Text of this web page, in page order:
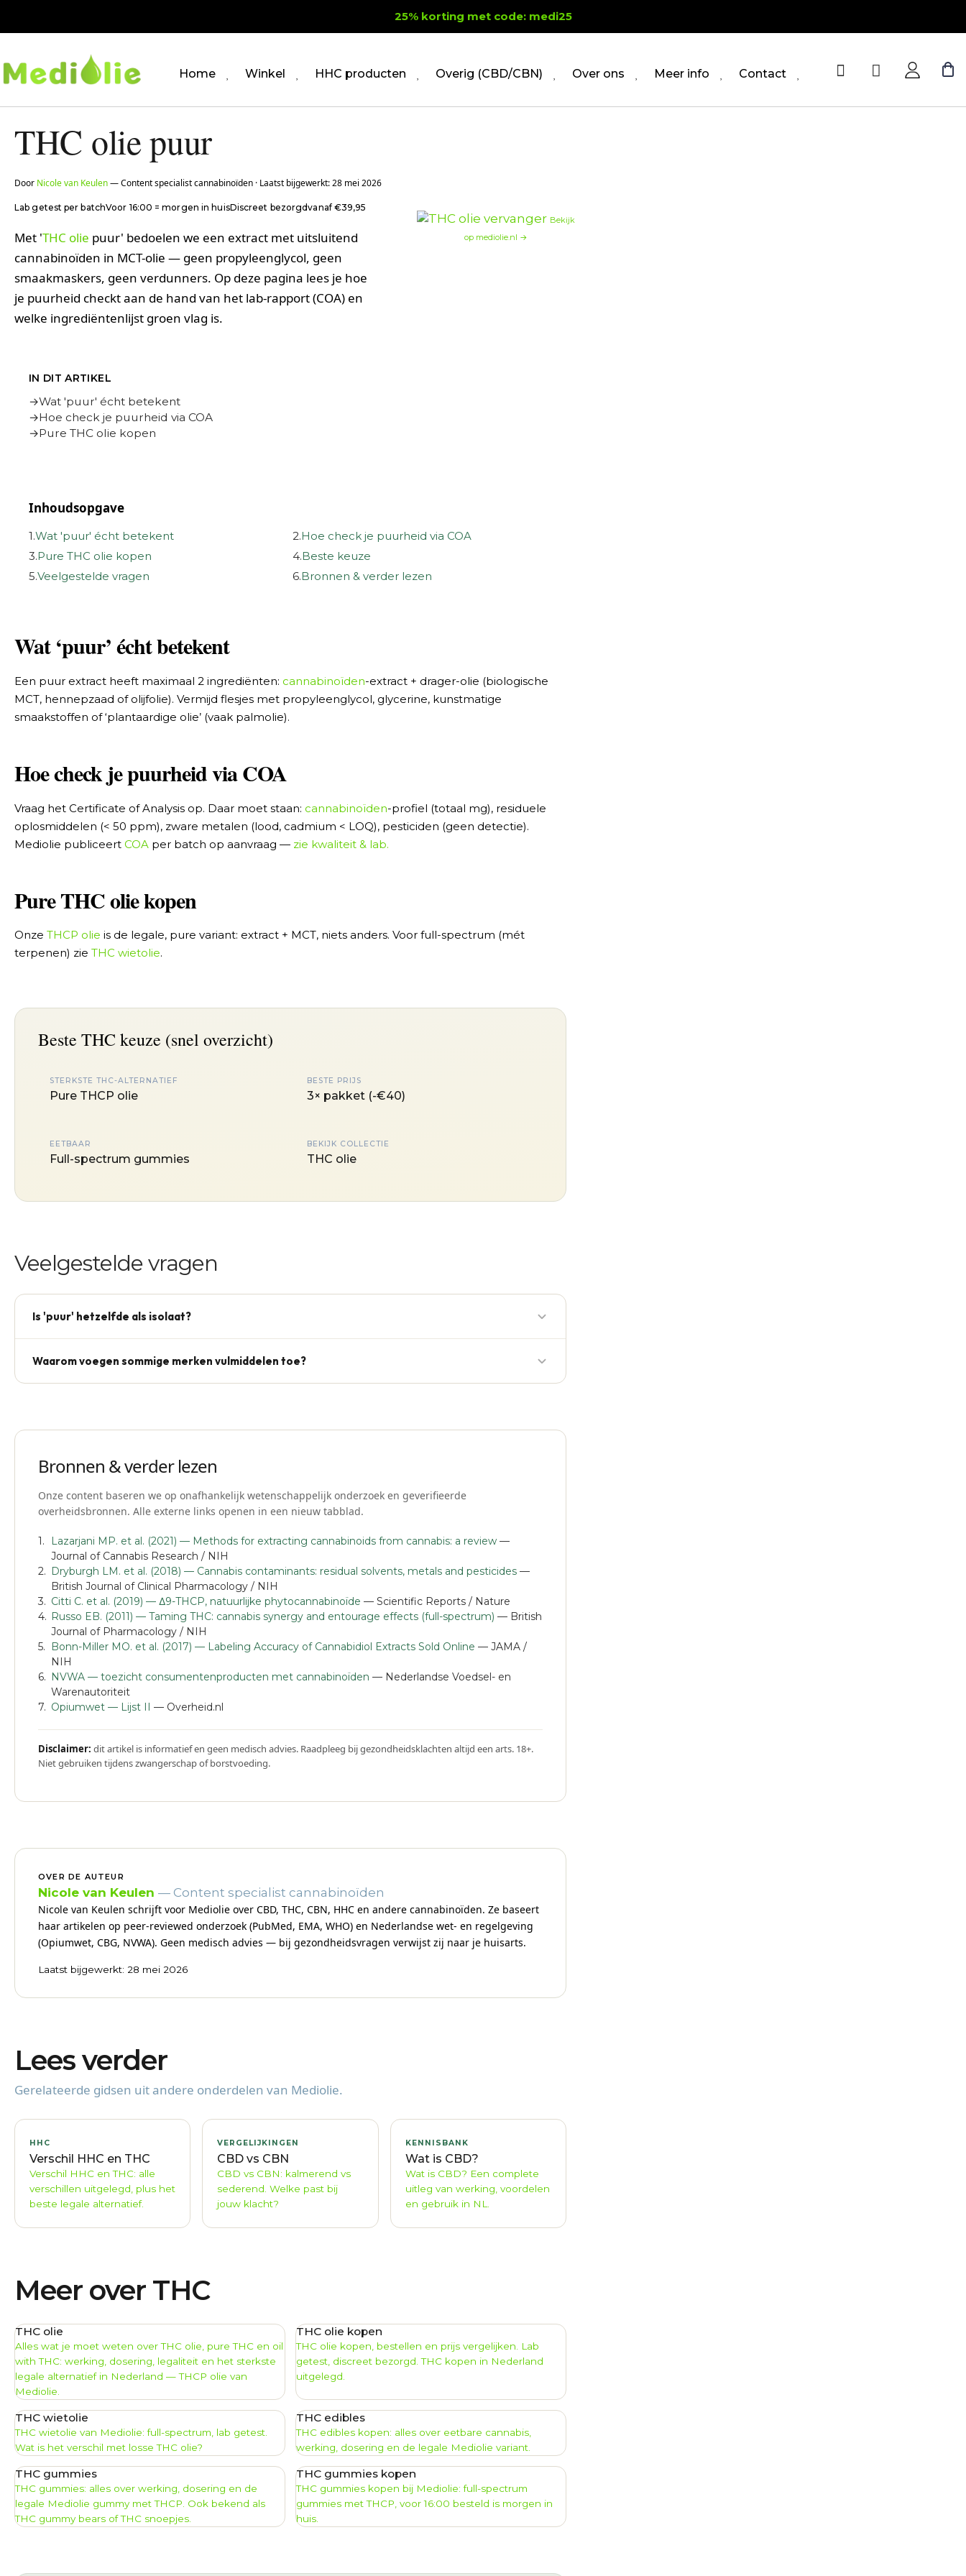
25% korting met code: medi25
Home Winkel HHC producten Overig (CBD/CBN) Over ons Meer info Contact
THC olie puur
Door Nicole van Keulen— Content specialist cannabinoïden · Laatst bijgewerkt: 28 mei 2026
Lab getest per batchVoor 16:00 = morgen in huisDiscreet bezorgdvanaf €39,95
Met 'THC olie puur' bedoelen we een extract met uitsluitend
cannabinoïden in MCT-olie — geen propyleenglycol, geen
smaakmaskers, geen verdunners. Op deze pagina lees je hoe
je puurheid checkt aan de hand van het lab-rapport (COA) en
welke ingrediëntenlijst groen vlag is.
Bekijk
op mediolie.nl →
IN DIT ARTIKEL
Wat 'puur' écht betekent
Hoe check je puurheid via COA
Pure THC olie kopen
Inhoudsopgave
1.Wat 'puur' écht betekent 2.Hoe check je puurheid via COA
3.Pure THC olie kopen 4.Beste keuze
5.Veelgestelde vragen 6.Bronnen & verder lezen
Wat ‘puur’ écht betekent
Een puur extract heeft maximaal 2 ingrediënten: cannabinoïden-extract + drager-olie (biologische
MCT, hennepzaad of olijfolie). Vermijd flesjes met propyleenglycol, glycerine, kunstmatige
smaakstoffen of ‘plantaardige olie’ (vaak palmolie).
Hoe check je puurheid via COA
Vraag het Certificate of Analysis op. Daar moet staan: cannabinoïden-profiel (totaal mg), residuele
oplosmiddelen (< 50 ppm), zware metalen (lood, cadmium < LOQ), pesticiden (geen detectie).
Mediolie publiceert COA per batch op aanvraag — zie kwaliteit & lab.
Pure THC olie kopen
Onze THCP olie is de legale, pure variant: extract + MCT, niets anders. Voor full-spectrum (mét
terpenen) zie THC wietolie.
Beste THC keuze (snel overzicht)
STERKSTE THC-ALTERNATIEF
Pure THCP olie
BESTE PRIJS
3× pakket (-€40)
EETBAAR
Full-spectrum gummies
BEKIJK COLLECTIE
THC olie
Veelgestelde vragen
Is 'puur' hetzelfde als isolaat?
full-spectrum olie kan ook 'puur' zijn.
Waarom voegen sommige merken vulmiddelen toe?
Bronnen & verder lezen
Onze content baseren we op onafhankelijk wetenschappelijk onderzoek en geverifieerde
overheidsbronnen. Alle externe links openen in een nieuw tabblad.
Lazarjani MP. et al. (2021) — Methods for extracting cannabinoids from cannabis: a review —
Journal of Cannabis Research / NIH
Dryburgh LM. et al. (2018) — Cannabis contaminants: residual solvents, metals and pesticides —
British Journal of Clinical Pharmacology / NIH
Citti C. et al. (2019) — Δ9-THCP, natuurlijke phytocannabinoïde — Scientific Reports / Nature
Russo EB. (2011) — Taming THC: cannabis synergy and entourage effects (full-spectrum) — British
Journal of Pharmacology / NIH
Bonn-Miller MO. et al. (2017) — Labeling Accuracy of Cannabidiol Extracts Sold Online — JAMA /
NIH
NVWA — toezicht consumentenproducten met cannabinoïden — Nederlandse Voedsel- en
Warenautoriteit
Opiumwet — Lijst II — Overheid.nl
Disclaimer: dit artikel is informatief en geen medisch advies. Raadpleeg bij gezondheidsklachten altijd een arts. 18+.
Niet gebruiken tijdens zwangerschap of borstvoeding.
OVER DE AUTEUR
Nicole van Keulen — Content specialist cannabinoïden
Nicole van Keulen schrijft voor Mediolie over CBD, THC, CBN, HHC en andere cannabinoïden. Ze baseert
haar artikelen op peer-reviewed onderzoek (PubMed, EMA, WHO) en Nederlandse wet- en regelgeving
(Opiumwet, CBG, NVWA). Geen medisch advies — bij gezondheidsvragen verwijst zij naar je huisarts.
Laatst bijgewerkt: 28 mei 2026
Lees verder
Gerelateerde gidsen uit andere onderdelen van Mediolie.
HHC
Verschil HHC en THC
Verschil HHC en THC: alle
verschillen uitgelegd, plus het
beste legale alternatief.
VERGELIJKINGEN
CBD vs CBN
CBD vs CBN: kalmerend vs
sederend. Welke past bij
jouw klacht?
KENNISBANK
Wat is CBD?
Wat is CBD? Een complete
uitleg van werking, voordelen
en gebruik in NL.
Meer over THC
THC olie
Alles wat je moet weten over THC olie, pure THC en oil
with THC: werking, dosering, legaliteit en het sterkste
legale alternatief in Nederland — THCP olie van
Mediolie.
THC olie kopen
THC olie kopen, bestellen en prijs vergelijken. Lab
getest, discreet bezorgd. THC kopen in Nederland
uitgelegd.
THC wietolie
THC wietolie van Mediolie: full-spectrum, lab getest.
Wat is het verschil met losse THC olie?
THC edibles
THC edibles kopen: alles over eetbare cannabis,
werking, dosering en de legale Mediolie variant.
THC gummies
THC gummies: alles over werking, dosering en de
legale Mediolie gummy met THCP. Ook bekend als
THC gummy bears of THC snoepjes.
THC gummies kopen
THC gummies kopen bij Mediolie: full-spectrum
gummies met THCP, voor 16:00 besteld is morgen in
huis.